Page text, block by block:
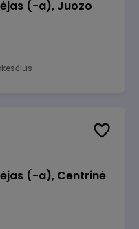
(-a), Juozo
(-a), Centrinė